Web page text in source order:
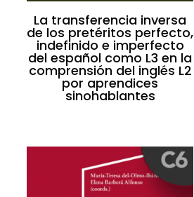
La transferencia inversa
de los pretéritos perfecto,
indefinido e imperfecto
del español como L3 en la
comprensión del inglés L2
por aprendices
sinohablantes